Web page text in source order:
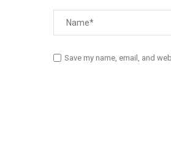
Save my name, email, and